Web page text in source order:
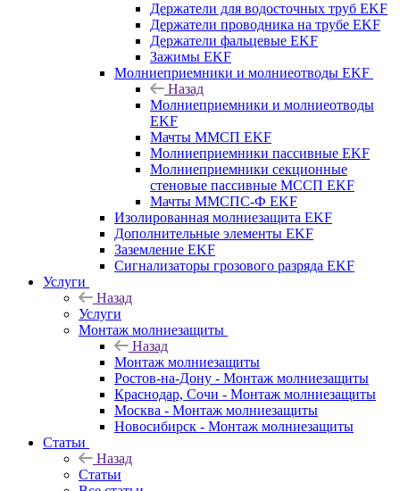
Держатели для водосточных труб EKF
Держатели проводника на трубе EKF
Держатели фальцевые EKF
Зажимы EKF
Молниеприемники и молниеотводы EKF
Назад
Молниеприемники и молниеотводы
EKF
Мачты ММСП EKF
Молниеприемники пассивные EKF
Молниеприемники секционные
стеновые пассивные МССП EKF
Мачты ММСПС-Ф EKF
Изолированная молниезащита EKF
Дополнительные элементы EKF
Заземление EKF
Сигнализаторы грозового разряда EKF
Услуги
Назад
Услуги
Монтаж молниезащиты
Назад
Монтаж молниезащиты
Ростов-на-Дону - Монтаж молниезащиты
Краснодар, Сочи - Монтаж молниезащиты
Москва - Монтаж молниезащиты
Новосибирск - Монтаж молниезащиты
Статьи
Назад
Статьи